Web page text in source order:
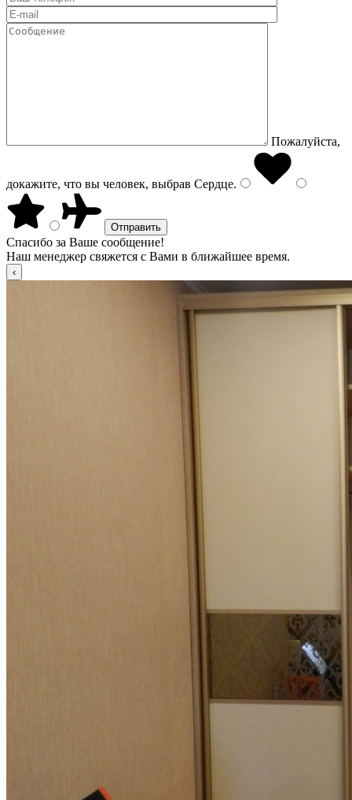
Пожалуйста,
докажите, что вы человек, выбрав Сердце.
Спасибо за Ваше сообщение!
Наш менеджер свяжется с Вами в ближайшее время.